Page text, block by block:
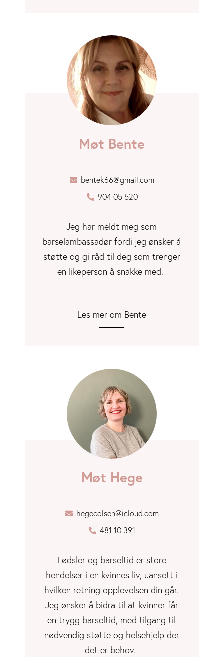
Møt Bente
bentek66@gmail.com
904 05 520
Jeg har meldt meg som
barselambassadør fordi jeg ønsker å
støtte og gi råd til deg som trenger
en likeperson å snakke med.
Les mer om Bente
Møt Hege
hegecolsen@icloud.com
481 10 391
Fødsler og barseltid er store
hendelser i en kvinnes liv, uansett i
hvilken retning opplevelsen din går.
Jeg ønsker å bidra til at kvinner får
en trygg barseltid, med tilgang til
nødvendig støtte og helsehjelp der
det er behov.